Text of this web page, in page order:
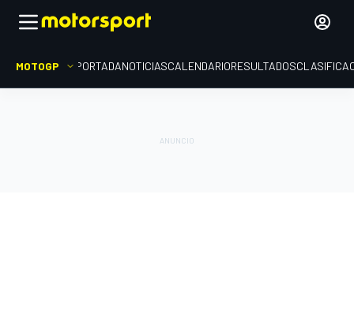
MOTOGP PORTADANOTICIASCALENDARIORESULTADOS